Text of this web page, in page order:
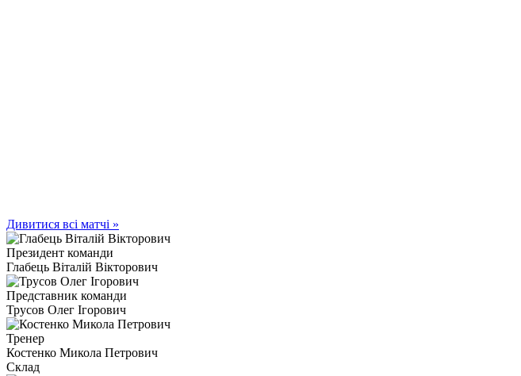
Дивитися всі матчі »
Президент команди
Глабець Віталій Вікторович
Представник команди
Трусов Олег Ігорович
Тренер
Костенко Микола Петрович
Склад